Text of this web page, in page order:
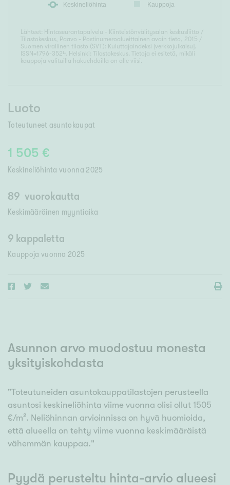
Keskineliöhinta Kauppoja
Lähteet: Hintaseurantapalvelu - Kiinteistönvälitysalan keskusliitto /
Tilastokeskus, Paavo - Postinumeroalueittainen avain tieto, 2015 /
Suomen virallinen tilasto (SVT): Kuluttajaindeksi [verkkojulkaisu].
ISSN=1796-3524. Helsinki: Tilastokeskus. Tietoja ei esitetä, mikäli
kauppoja valituilla hakuehdoilla on alle viisi.
Luoto
Toteutuneet asuntokaupat
1 505 €
Keskineliöhinta vuonna 2025
89 vuorokautta
Keskimääräinen myyntiaika
9 kappaletta
Kauppoja vuonna 2025
Asunnon arvo muodostuu monesta
yksityiskohdasta
"Toteutuneiden asuntokauppatilastojen perusteella
asuntosi keskineliöhinta viime vuonna olisi ollut 1505
€/m². Neliöhinnan arvioinnissa on hyvä huomioida,
että alueella on tehty viime vuonna keskimääräistä
vähemmän kauppaa."
Pyydä perusteltu hinta-arvio alueesi